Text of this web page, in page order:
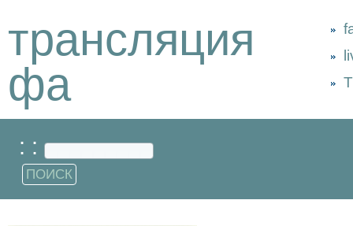
трансляция
фа
: :